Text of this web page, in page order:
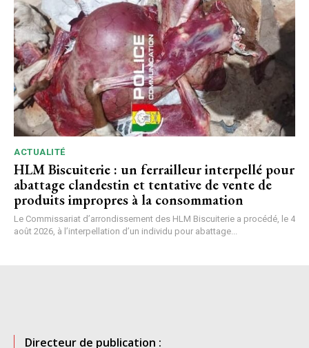
ACTUALITÉ
HLM Biscuiterie : un ferrailleur interpellé pour
abattage clandestin et tentative de vente de
produits impropres à la consommation
Le Commissariat d’arrondissement des HLM Biscuiterie a procédé, le 4
août 2026, à l’interpellation d’un individu pour abattage...
Directeur de publication :